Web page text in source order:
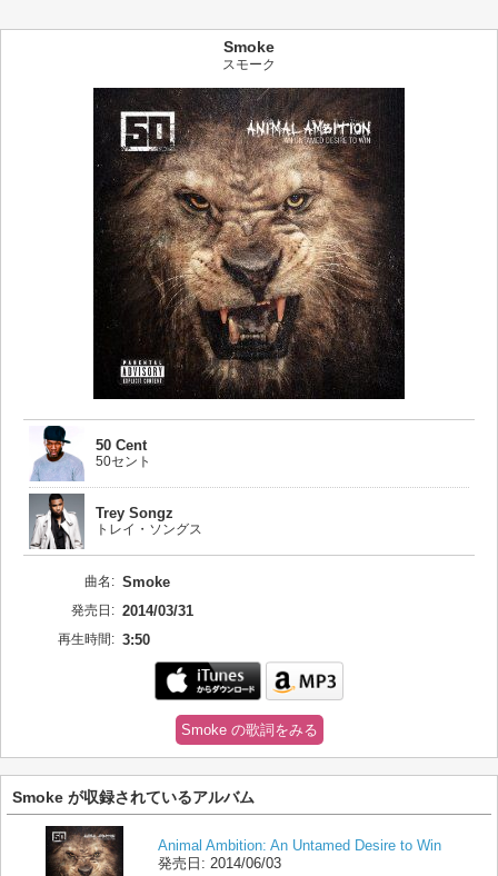
Smoke
スモーク
50 Cent
50セント
Trey Songz
トレイ・ソングス
曲名: Smoke
発売日: 2014/03/31
再生時間: 3:50
Smoke の歌詞をみる
Smoke が収録されているアルバム
Animal Ambition: An Untamed Desire to Win
発売日: 2014/06/03